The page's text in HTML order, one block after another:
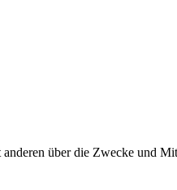
über die Zwecke und